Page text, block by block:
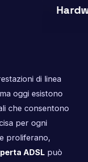
di linea
oggi esistono
che consentono
per ogni
proliferano,
ADSLpuò